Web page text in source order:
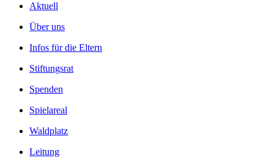
Aktuell
Über uns
Infos für die Eltern
Stiftungsrat
Spenden
Spielareal
Waldplatz
Leitung